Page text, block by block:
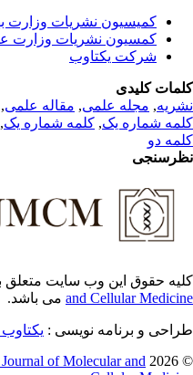
کمیسیون نشریات وزارت
کمسیون نشریات وزارت
شرکت یکتاوب
کلیدی
,مجله علمی, مقاله علمی,
شماره یک,کلمه شماره یک,
دو
حقوق این وب سایت متعلق
and Cellularمی باشد.
و برنامه نویسی : یکتاوب
©
Journal of Molecular and